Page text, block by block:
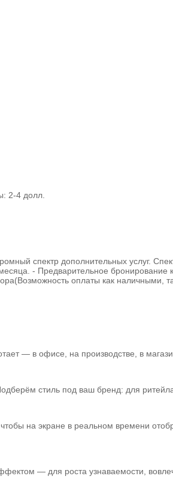
2-4 долл.
спектр дополнительных услуг.
- Предварительное
оплаты как наличными,
— в офисе, на производстве, в
стиль под ваш бренд: для ритейла,
на экране в реальном времени
— для роста узнаваемости,